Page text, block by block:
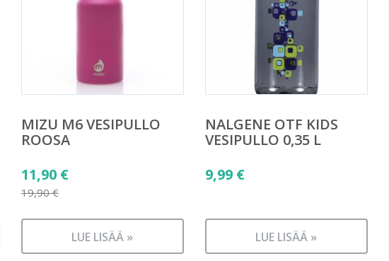
MIZU M6 VESIPULLO
ROOSA
19,90€
Alkuperäinen
hinta
11,90 €
on:
LUE LISÄÄ »
NALGENE OTF KIDS
VESIPULLO 0,35 L
9,99 €
LUE LISÄÄ »